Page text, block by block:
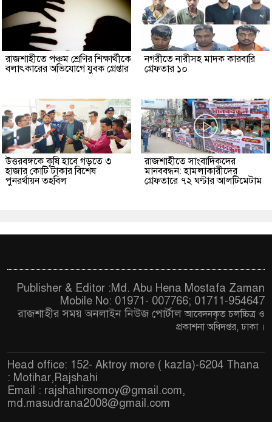
রাজশাহীতে পঞ্চম শ্রেণির শিক্ষার্থীকে
বলাৎকারের অভিযোগে যুবক গ্রেপ্তার
নগরীতে নারীসহ মাদক কারবারি
গ্রেফতার ১০
উত্তরবঙ্গকে কৃষি হাবে গড়তে ৩
হাজার কোটি টাকার বিশেষ
পুনরর্থায়ন তহবিল
রাজশাহীতে সাংবাদিকদের
মানববন্ধন: হামলাকারীদের
গ্রেফতারে ৭২ ঘণ্টার আলটিমেটাম
Publisher & Editor :Md. Abu Hena Mostafa Zaman
Mobile No: 01971- 007766; 01711-954647
রাজশাহীর সময় অনলাইন নিউজ পোর্টালআবেদনকৃত চলচ্চিত্র ও
প্রকাশনা অধিদপ্তর, ঢাকা ।
Head office: 152- Aktroy more ( kazla)-6204 Thana
: Motihar,Rajshahi
Email : rajshahirsomoy@gmail.com,
md.masudrana2008@gmail.com